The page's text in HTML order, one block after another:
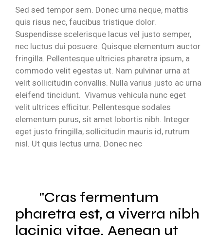
Sed sed tempor sem. Donec urna neque, mattis
quis risus nec, faucibus tristique dolor.
Suspendisse scelerisque lacus vel justo semper,
nec luctus dui posuere. Quisque elementum auctor
fringilla. Pellentesque ultricies pharetra ipsum, a
commodo velit egestas ut. Nam pulvinar urna at
velit sollicitudin convallis. Nulla varius justo ac urna
eleifend tincidunt. Vivamus vehicula nunc eget
velit ultrices efficitur. Pellentesque sodales
elementum purus, sit amet lobortis nibh. Integer
eget justo fringilla, sollicitudin mauris id, rutrum
nisl. Ut quis lectus urna. Donec nec
Cras fermentum
pharetra est, a viverra nibh
lacinia vitae. Aenean ut